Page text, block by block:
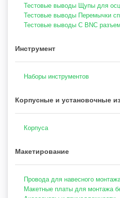
Тестовые выводы Щупы для
Тестовые выводы Перемычки
Тестовые выводы С BNC
Инструмент
Наборы инструментов
Корпусные и установочные
Корпуса
Макетирование
Провода для навесного
Макетные платы для монтажа